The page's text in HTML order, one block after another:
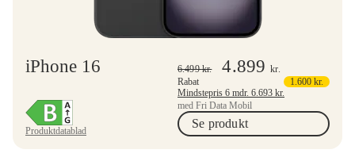
iPhone 16
Produktdatablad
6.499kr. 4.899kr.
Rabat
1.600 kr.
Mindstepris 6 mdr. 6.693 kr.
med Fri Data Mobil
Se produkt